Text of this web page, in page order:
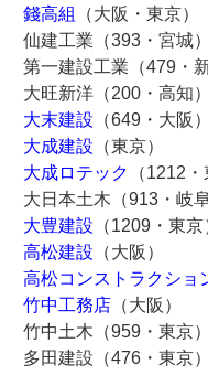
錢高組
（大阪・東京）
仙建工業（393・宮城）
第一建設工業（479・新
大旺新洋（200・高知）
大末建設 （649・大阪）
大成建設 （東京）
大成ロテック
（1212・
大日本土木（913・岐阜
大豊建設 （1209・東京
高松建設 （大阪）
高松コンストラクショ
竹中工務店（大阪）
竹中土木（959・東京）
多田建設（476・東京）